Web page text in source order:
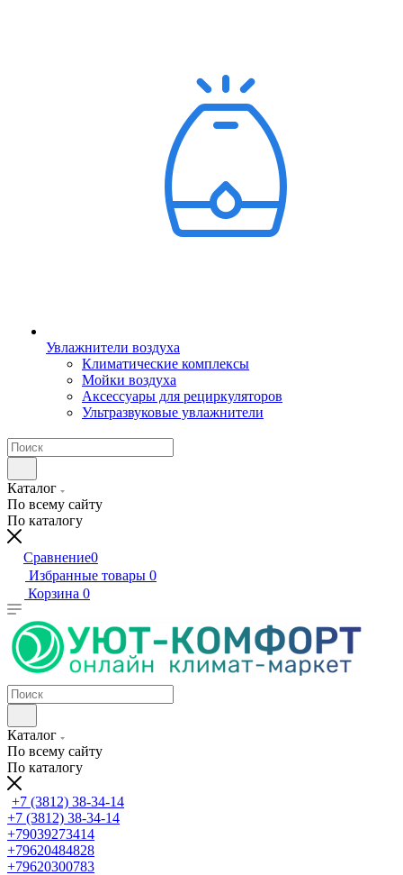
Увлажнители воздуха
Климатические комплексы
Мойки воздуха
Аксессуары для рециркуляторов
Ультразвуковые увлажнители
Каталог
По всему сайту
По каталогу
Сравнение0
Избранные товары 0
Корзина 0
Каталог
По всему сайту
По каталогу
+7 (3812) 38-34-14
+7 (3812) 38-34-14
+79039273414
+79620484828
+79620300783